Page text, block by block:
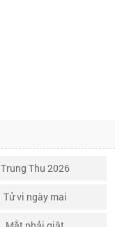
Trung Thu 2026
Tử vi ngày mai